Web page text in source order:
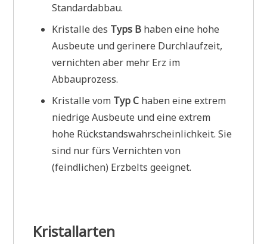
Standardabbau.
Kristalle des Typs B haben eine hohe
Ausbeute und gerinere Durchlaufzeit,
vernichten aber mehr Erz im
Abbauprozess.
Kristalle vom Typ C haben eine extrem
niedrige Ausbeute und eine extrem
hohe Rückstandswahrscheinlichkeit. Sie
sind nur fürs Vernichten von
(feindlichen) Erzbelts geeignet.
Kristallarten